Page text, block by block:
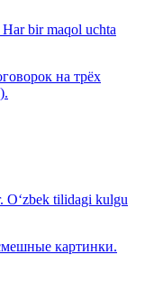
bir maqol uchta
на трёх
O‘zbek tilidagi kulgu
картинки.